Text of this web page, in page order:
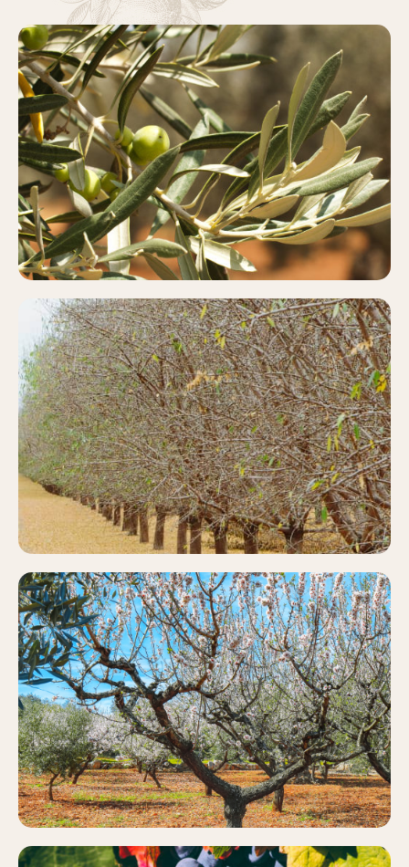
OLIVAR
Más información
PISTACHO
Más información
ALMENDRO
Más información